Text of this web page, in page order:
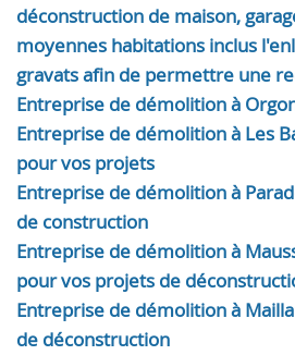
déconstruction de maison,
moyennes habitations inclus
gravats afin de permettre une
Entreprise de démolition à
Entreprise de démolition à Les
pour vos projets
Entreprise de démolition à
de construction
Entreprise de démolition à
pour vos projets de
Entreprise de démolition à
de déconstruction